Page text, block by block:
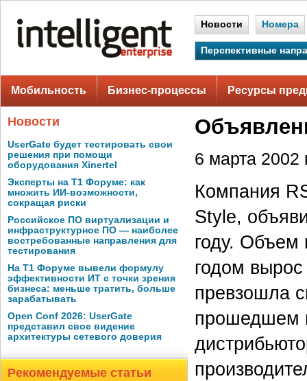
Новости Номера
Перспективные
Мобильность Бизнес-процессы Ресурсы
Новости
UserGate будет тестировать свои
решения при помощи
оборудования Xinertel
Эксперты на Т1 Форуме: как
множить ИИ-возможности,
сокращая риски
Российское ПО виртуализации и
инфраструктурное ПО — наиболее
востребованные направления для
тестирования
На Т1 Форуме вывели формулу
эффективности ИТ с точки зрения
бизнеса: меньше тратить, больше
зарабатывать
Open Conf 2026: UserGate
представил свое видение
архитектуры сетевого доверия
Рекомендуемые статьи
6 марта 2002
Компания
Style,
году.
годом
превзошла
прошедшем